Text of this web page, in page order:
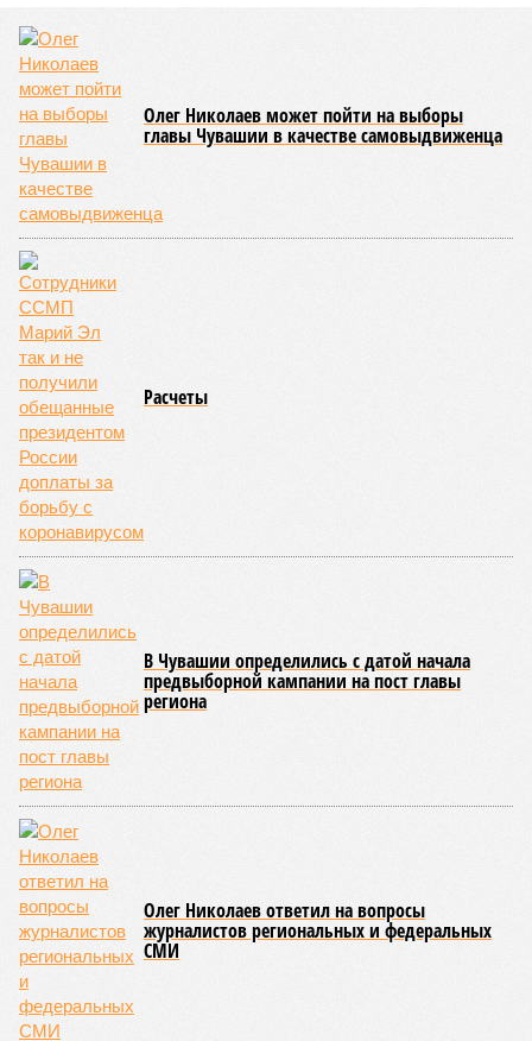
были обобщены
мероприятий в детских оздоровительных лагерях. В
нынешнем сезоне функционирует 299 таких учреждений,
причём 14 из них относятся к загородному типу. Сотрудники
ведомства осуществили 105 выездных проверок и
профилактических визитов, что позволило охватить
проверочными действиями значительную долю лагерей. По
были зафиксированы в 33 учреждениях. В адрес
администраций этих объектов были вынесены
предписания, обязывающие устранить выявленные
недостатки.
Среди наиболее часто встречающихся нарушений
оказались следующие: ненадлежащее содержание
территории и несоблюдение санитарно-гигиенических норм
на ней; нарушения в процессе организации питания детей и
при обеспечении питьевого режима; а также
несвоевременное или неполное проведение медицинских
осмотров сотрудников лагерей.
Особый контроль был направлен на персонал,
работающий на пищеблоках. В ходе этих проверок у 20
человек были обнаружены возбудители инфекций –
указанные сотрудники были незамедлительно отстранены
от выполнения своих обязанностей и направлены на
лечение.
Представители ведомства отметили, что оперативное
принятие указанных мер позволило избежать
возникновения массовых инфекционных заболеваний
среди детей, находившихся в оздоровительных
учреждениях.
Помимо этого, специалистами проводился лабораторный
контроль качества воды и готовой продукции: из всех
отобранных проб воды в двух случаях (что составило
1,9%) были зафиксированы отклонения по
микробиологическим показателям; также одно готовое
блюдо не соответствовало установленным нормам по
показателю калорийности.